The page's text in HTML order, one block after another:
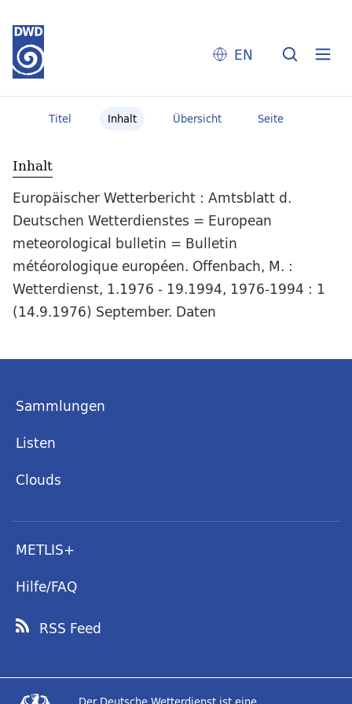
EN
Titel Inhalt Übersicht Seite
Inhalt
Europäischer Wetterbericht : Amtsblatt d.
Deutschen Wetterdienstes = European
meteorological bulletin = Bulletin
météorologique européen. Offenbach, M. :
Wetterdienst, 1.1976 - 19.1994, 1976-1994 : 1
(14.9.1976) September. Daten
Sammlungen
Listen
Clouds
METLIS+
Hilfe/FAQ
RSS Feed